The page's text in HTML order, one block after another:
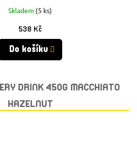
Skladem (5 ks)
538 Kč
Do košíku
DRINK 450G MACCHIATO
HAZELNUT